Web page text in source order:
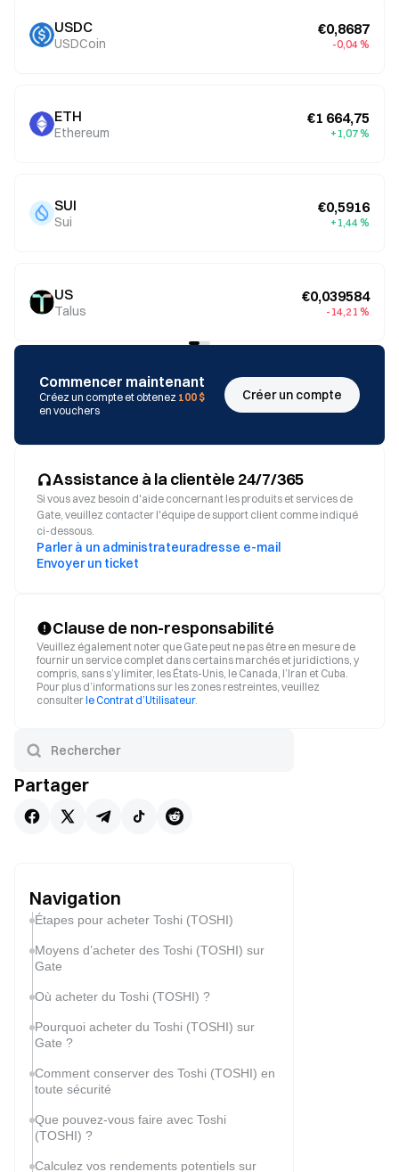
USDC
USDCoin
€0,8687
-0,04 %
ETH
Ethereum
€1 664,75
+1,07 %
SUI
Sui
€0,5916
+1,44 %
US
Talus
€0,039584
-14,21 %
Commencer maintenant
Créez un compte et obtenez 100 $
en vouchers
Créer un compte
Assistance à la clientèle 24/7/365
Si vous avez besoin d'aide concernant les produits et services de
Gate, veuillez contacter l'équipe de support client comme indiqué
ci-dessous.
Parler à un administrateuradresse e-mail
Envoyer un ticket
Clause de non-responsabilité
Veuillez également noter que Gate peut ne pas être en mesure de
fournir un service complet dans certains marchés et juridictions, y
compris, sans s’y limiter, les États-Unis, le Canada, l’Iran et Cuba.
Pour plus d’informations sur les zones restreintes, veuillez
consulterle Contrat d’Utilisateur.
Partager
Navigation
Étapes pour acheter Toshi (TOSHI)
Moyens d’acheter des Toshi (TOSHI) sur
Gate
Où acheter du Toshi (TOSHI) ?
Pourquoi acheter du Toshi (TOSHI) sur
Gate ?
Comment conserver des Toshi (TOSHI) en
toute sécurité
Que pouvez-vous faire avec Toshi
(TOSHI) ?
Calculez vos rendements potentiels sur